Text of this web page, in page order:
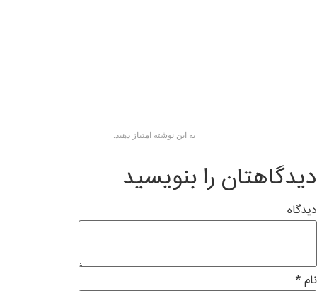
به این نوشته امتیاز دهید.
دیدگاهتان را بنویسید
دیدگاه
نام*